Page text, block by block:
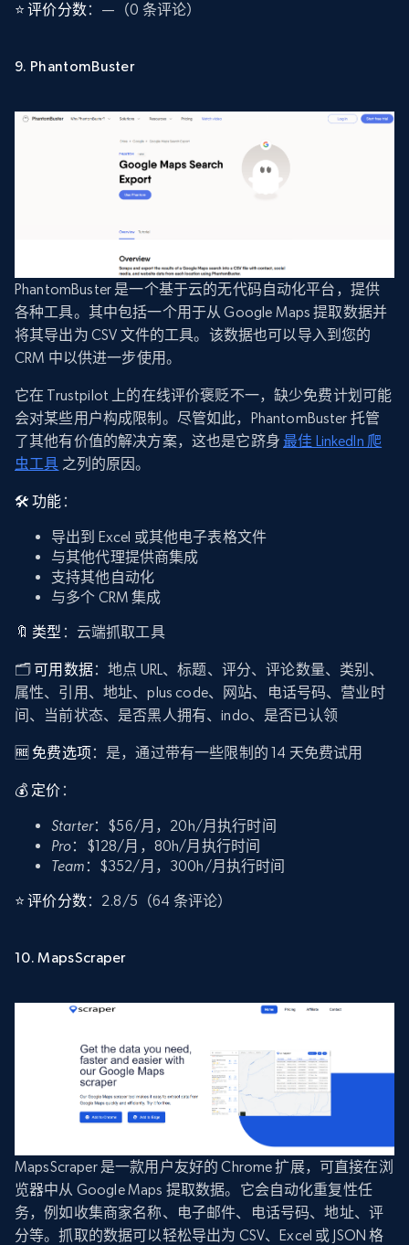
⭐ 评价分数：—（0 条评论）
9. PhantomBuster
PhantomBuster 是一个基于云的无代码自动化平台，提供
各种工具。其中包括一个用于从 Google Maps 提取数据并
将其导出为 CSV 文件的工具。该数据也可以导入到您的
CRM 中以供进一步使用。
它在 Trustpilot 上的在线评价褒贬不一，缺少免费计划可能
会对某些用户构成限制。尽管如此，PhantomBuster 托管
了其他有价值的解决方案，这也是它跻身最佳 LinkedIn 爬
虫工具 之列的原因。
🛠️ 功能 ：
导出到 Excel 或其他电子表格文件
与其他代理提供商集成
支持其他自动化
与多个 CRM 集成
🔖 类型 ：云端抓取工具
🗂️可用数据：地点 URL、标题、评分、评论数量、类别、
属性、引用、地址、plus code、网站、电话号码、营业时
间、当前状态、是否黑人拥有、indo、是否已认领
🆓 免费选项：是，通过带有一些限制的 14 天免费试用
💰 定价 ：
Starter：$56/月，20h/月执行时间
Pro：$128/月，80h/月执行时间
Team ：$352/月，300h/月执行时间
⭐ 评价分数：2.8/5（64 条评论）
10. MapsScraper
MapsScraper 是一款用户友好的 Chrome 扩展，可直接在浏
览器中从 Google Maps 提取数据。它会自动化重复性任
务，例如收集商家名称、电子邮件、电话号码、地址、评
分等。抓取的数据可以轻松导出为 CSV、Excel 或 JSON 格